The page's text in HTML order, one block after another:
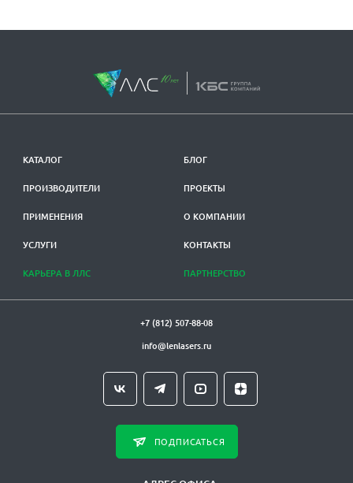
КАТАЛОГ
ПРОИЗВОДИТЕЛИ
ПРИМЕНЕНИЯ
УСЛУГИ
КАРЬЕРА В ЛЛС
БЛОГ
ПРОЕКТЫ
О КОМПАНИИ
КОНТАКТЫ
ПАРТНЕРСТВО
+7 (812) 507-88-08
info@lenlasers.ru
ПОДПИСАТЬСЯ